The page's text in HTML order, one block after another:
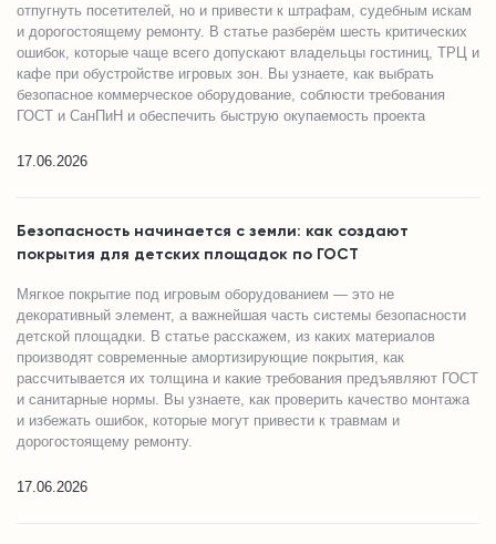
отпугнуть посетителей, но и привести к штрафам, судебным искам
и дорогостоящему ремонту. В статье разберём шесть критических
ошибок, которые чаще всего допускают владельцы гостиниц, ТРЦ и
кафе при обустройстве игровых зон. Вы узнаете, как выбрать
безопасное коммерческое оборудование, соблюсти требования
ГОСТ и СанПиН и обеспечить быструю окупаемость проекта
17.06.2026
Безопасность начинается с земли: как создают
покрытия для детских площадок по ГОСТ
Мягкое покрытие под игровым оборудованием — это не
декоративный элемент, а важнейшая часть системы безопасности
детской площадки. В статье расскажем, из каких материалов
производят современные амортизирующие покрытия, как
рассчитывается их толщина и какие требования предъявляют ГОСТ
и санитарные нормы. Вы узнаете, как проверить качество монтажа
и избежать ошибок, которые могут привести к травмам и
дорогостоящему ремонту.
17.06.2026